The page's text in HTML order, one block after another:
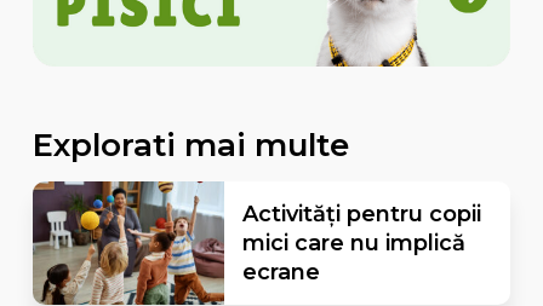
Explorati mai multe
Activități pentru copii
mici care nu implică
ecrane